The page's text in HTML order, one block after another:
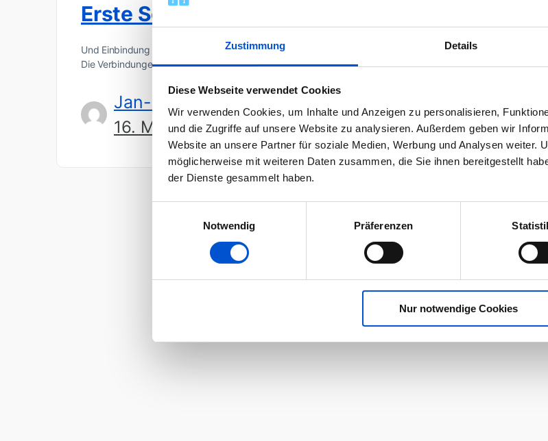
Zustimmung Details
Diese Webseite verwendet Cookies
Wir verwenden Cookies, um Inhalte und Anzeigen zu personalisieren,
und die Zugriffe auf unsere Website zu analysieren. Außerdem geben wir
Website an unsere Partner für soziale Medien, Werbung und Analysen weiter.
möglicherweise mit weiteren Daten zusammen, die Sie ihnen bereitgestellt
der Dienste gesammelt haben.
Notwendig
Präferenzen
Nur notwendige Cookies
Erste Schritte mit Splunk
Und Einbindung der Twitter REST-API Überall werden Daten ausgetauscht: Server, Computer, Apps,
Die Verbindungen werden stets mehr und der Datenberg wächst mit zunehmender…
Jan-Dirk Kranz
16. März 2016